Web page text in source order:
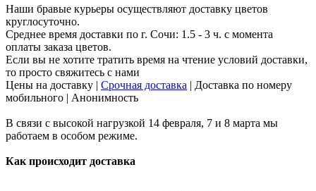
Наши бравые курьеры осуществляют доставку цветов
круглосуточно.
Среднее время доставки по г. Сочи: 1.5 - 3 ч. с момента
оплаты заказа цветов.
Если вы не хотите тратить время на чтение условий доставки,
то просто свяжитесь с нами
Цены на доставку | Срочная доставка | Доставка по номеру
мобильного | Анонимность
В связи с высокой нагрузкой 14 февраля, 7 и 8 марта мы
работаем в особом режиме.
Как происходит доставка